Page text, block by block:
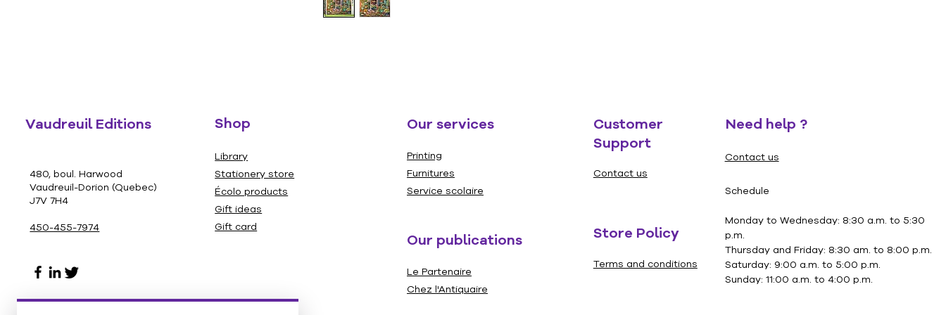
Vaudreuil Editions
480, boul. Harwood
Vaudreuil-Dorion (Quebec)
J7V 7H4
450-455-7974
Shop
Library
Stationery store
Écolo products
Gift ideas
Gift card
Our services
Printing
Furnitures
Service scolaire
Our publications
Le Partenaire
Chez l'Antiquaire
Customer
Support
Contact us
Store Policy
Terms and conditions
Need help ?
Contact us
Schedule
Monday to Wednesday: 8:30 a.m. to 5:30
p.m.
Thursday and Friday: 8:30 am. to 8:00 p.m.
Saturday: 9:00 a.m. to 5:00 p.m.
Sunday: 11:00 a.m. to 4:00 p.m.